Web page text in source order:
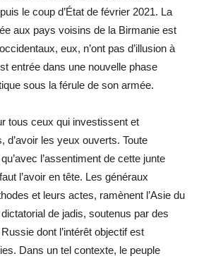
le coup d’État de février 2021. La
aux pays voisins de la Birmanie est
eux, n’ont pas d’illusion à
entrée dans une nouvelle phase
sous la férule de son armée.
tous ceux qui investissent et
d’avoir les yeux ouverts. Toute
l’assentiment de cette junte
l’avoir en tête. Les généraux
et leurs actes, ramènent l’Asie du
de jadis, soutenus par des
dont l’intérêt objectif est
Dans un tel contexte, le peuple